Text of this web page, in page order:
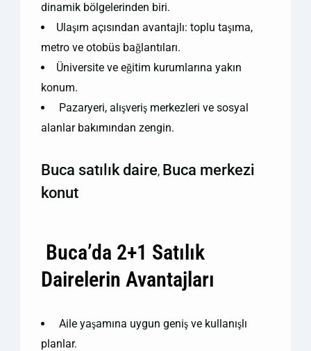
dinamik bölgelerinden biri.
Ulaşım açısından avantajlı: toplu taşıma,
metro ve otobüs bağlantıları.
Üniversite ve eğitim kurumlarına yakın
konum.
️ Pazaryeri, alışveriş merkezleri ve sosyal
alanlar bakımından zengin.
Buca satılık daire, Buca merkezi
konut
️ Buca’da 2+1 Satılık
Dairelerin Avantajları
‍‍‍ Aile yaşamına uygun geniş ve kullanışlı
planlar.